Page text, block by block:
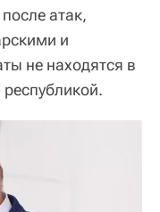
атак,
и
не находятся в